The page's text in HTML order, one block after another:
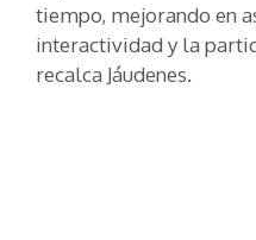
tiempo, mejorando en
interactividad y la
recalca Jáudenes.